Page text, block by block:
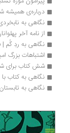
درباره‌‌ی همیشه شوهر |
نگاهی به نابخردی‌های
از نامه آخر پهلوانان
نگاهی به ردِ گُم | فاطمه
اشتباهات بزرگ
شش کتاب برای شناخت
نگاهی به کتاب با دیگری
نگاهی به تابستان